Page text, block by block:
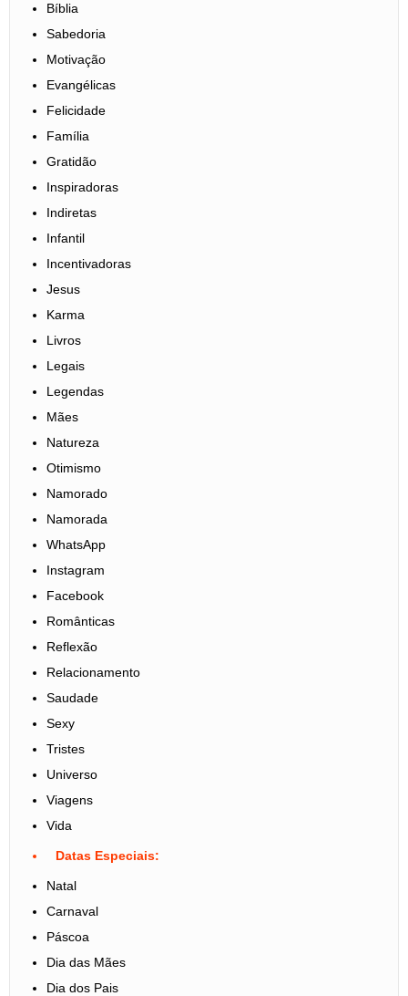
Bíblia
Sabedoria
Motivação
Evangélicas
Felicidade
Família
Gratidão
Inspiradoras
Indiretas
Infantil
Incentivadoras
Jesus
Karma
Livros
Legais
Legendas
Mães
Natureza
Otimismo
Namorado
Namorada
WhatsApp
Instagram
Facebook
Românticas
Reflexão
Relacionamento
Saudade
Sexy
Tristes
Universo
Viagens
Vida
Datas Especiais:
Natal
Carnaval
Páscoa
Dia das Mães
Dia dos Pais